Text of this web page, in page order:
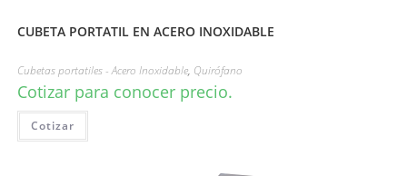
CUBETA PORTATIL EN ACERO INOXIDABLE
Cubetas portatiles - Acero Inoxidable, Quirófano
Cotizar para conocer precio.
Cotizar